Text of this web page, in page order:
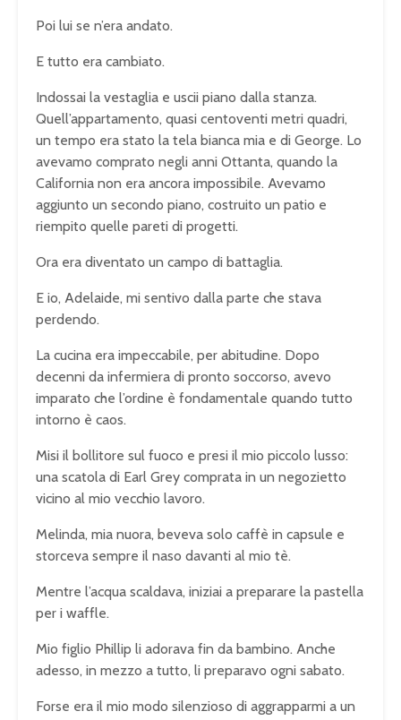
Poi lui se n’era andato.
E tutto era cambiato.
Indossai la vestaglia e uscii piano dalla stanza.
Quell’appartamento, quasi centoventi metri quadri,
un tempo era stato la tela bianca mia e di George. Lo
avevamo comprato negli anni Ottanta, quando la
California non era ancora impossibile. Avevamo
aggiunto un secondo piano, costruito un patio e
riempito quelle pareti di progetti.
Ora era diventato un campo di battaglia.
E io, Adelaide, mi sentivo dalla parte che stava
perdendo.
La cucina era impeccabile, per abitudine. Dopo
decenni da infermiera di pronto soccorso, avevo
imparato che l’ordine è fondamentale quando tutto
intorno è caos.
Misi il bollitore sul fuoco e presi il mio piccolo lusso:
una scatola di Earl Grey comprata in un negozietto
vicino al mio vecchio lavoro.
Melinda, mia nuora, beveva solo caffè in capsule e
storceva sempre il naso davanti al mio tè.
Mentre l’acqua scaldava, iniziai a preparare la pastella
per i waffle.
Mio figlio Phillip li adorava fin da bambino. Anche
adesso, in mezzo a tutto, li preparavo ogni sabato.
Forse era il mio modo silenzioso di aggrapparmi a un